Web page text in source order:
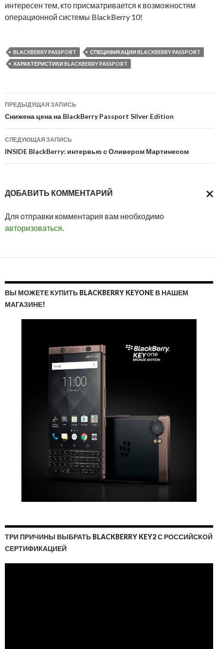
интересен тем, кто присматривается к возможностям
операционной системы BlackBerry 10!
BLACKBERRY PASSPORT
СПЕЦИФИКАЦИИ BLACKBERRY PASSPORT
ХАРАКТЕРИСТИКИ BLACKBERRY PASSPORT
Навигация
по
записям
ПРЕДЫДУЩАЯ ЗАПИСЬ
Снижена цена на BlackBerry Passport Silver Edition
СЛЕДУЮЩАЯ ЗАПИСЬ
INSIDE BlackBerry: интервью с Оливером Мартинесом
ДОБАВИТЬ КОММЕНТАРИЙ
Для отправки комментария вам необходимо
авторизоваться.
ВЫ МОЖЕТЕ КУПИТЬ BLACKBERRY KEYONE В НАШЕМ
МАГАЗИНЕ!
ТРИ ПРИЧИНЫ ВЫБРАТЬ BLACKBERRY KEY2 С РОССИЙСКОЙ
СЕРТИФИКАЦИЕЙ